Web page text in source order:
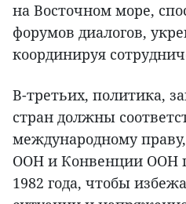
на Восточном море,
форумов диалогов,
координируя
В-третьих, политика,
стран должны
международному
ООН и Конвенции ООН
1982 года, чтобы